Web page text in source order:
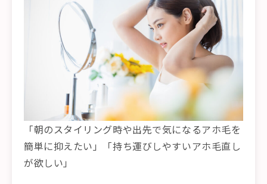
「朝のスタイリング時や出先で気になるアホ毛を
簡単に抑えたい」「持ち運びしやすいアホ毛直し
が欲しい」